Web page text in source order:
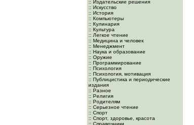
:: Издательские решения
:: Искусство
:: История
:: Компьютеры
:: Кулинария
:: Культура
:: Легкое чтение
:: Медицина и человек
:: Менеджмент
:: Наука и образование
:: Оружие
:: Программирование
:: Психология
:: Психология, мотивация
:: Публицистика и периодические
издания
:: Разное
:: Религия
:: Родителям
:: Серьезное чтение
:: Спорт
:: Спорт, здоровье, красота
:: Справочники